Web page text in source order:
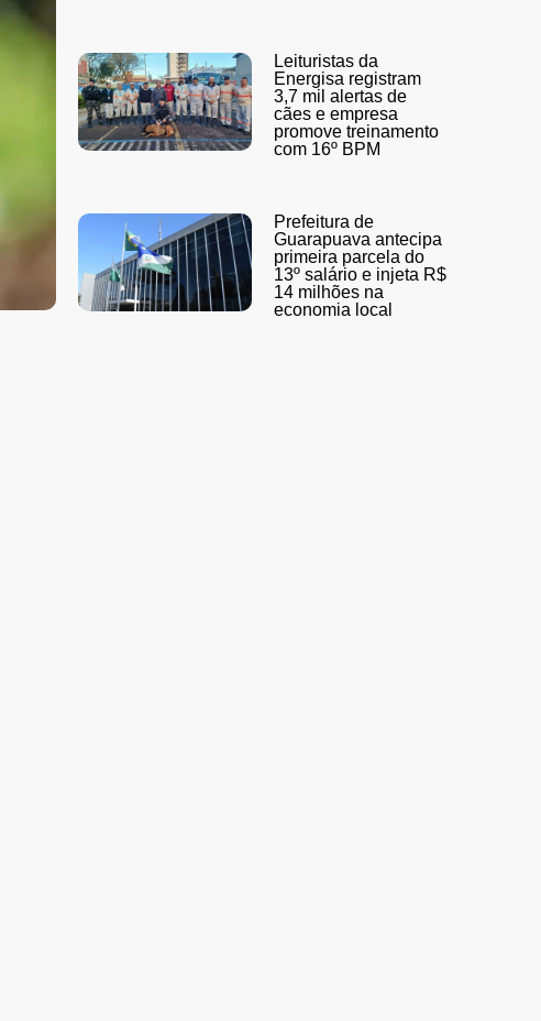
Leituristas da
Energisa registram
3,7 mil alertas de
cães e empresa
promove treinamento
com 16º BPM
Prefeitura de
Guarapuava antecipa
primeira parcela do
13º salário e injeta R$
14 milhões na
economia local